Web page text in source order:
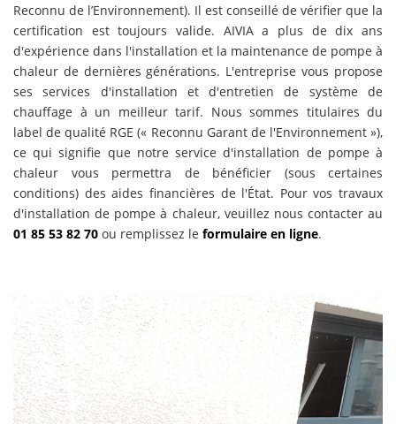
Reconnu de l’Environnement). Il est conseillé de vérifier que la
certification est toujours valide. AIVIA a plus de dix ans
d'expérience dans l'installation et la maintenance de pompe à
chaleur de dernières générations. L'entreprise vous propose
ses services d'installation et d'entretien de système de
chauffage à un meilleur tarif. Nous sommes titulaires du
label de qualité RGE (« Reconnu Garant de l'Environnement »),
ce qui signifie que notre service d'installation de pompe à
chaleur vous permettra de bénéficier (sous certaines
conditions) des aides financières de l'État. Pour vos travaux
d'installation de pompe à chaleur, veuillez nous contacter au
01 85 53 82 70 ou remplissez le formulaire en ligne.